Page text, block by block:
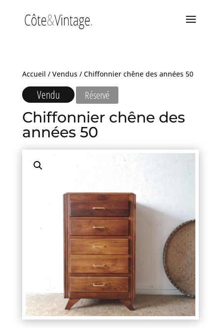
Accueil / Vendus/ Chiffonnier chêne des années 50
Vendu Réservé
Chiffonnier chêne des
années 50